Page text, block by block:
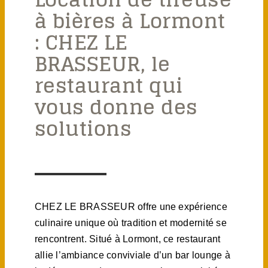
à bières à Lormont
: CHEZ LE
BRASSEUR, le
restaurant qui
vous donne des
solutions
CHEZ LE BRASSEUR offre une expérience
culinaire unique où tradition et modernité se
rencontrent. Situé à Lormont, ce restaurant
allie l’ambiance conviviale d’un bar lounge à